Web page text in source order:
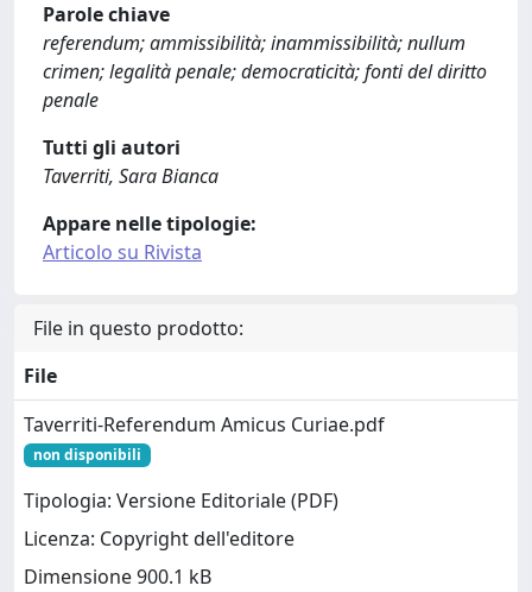
Parole chiave
referendum; ammissibilità; inammissibilità; nullum
crimen; legalità penale; democraticità; fonti del diritto
penale
Tutti gli autori
Taverriti, Sara Bianca
Appare nelle tipologie:
Articolo su Rivista
File in questo prodotto:
File
Taverriti-Referendum Amicus Curiae.pdf
non disponibili
Tipologia: Versione Editoriale (PDF)
Licenza: Copyright dell'editore
Dimensione 900.1 kB